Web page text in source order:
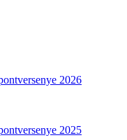
2026
2025